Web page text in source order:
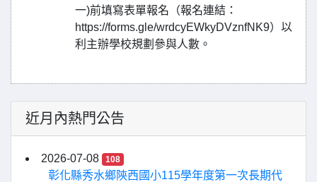
一)前填寫表單報名（報名連結：
https://forms.gle/wrdcyEWkyDVznfNK9）以
利主辦學校規劃參與人數。
近月內熱門公告
2026-07-08 108
彰化縣秀水鄉陝西國小115學年度第一次長期代